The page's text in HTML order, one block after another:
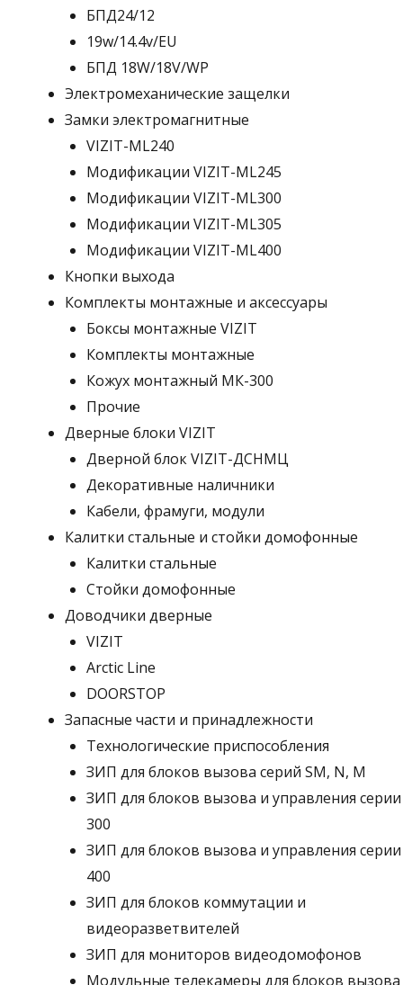
БПД24/12
19w/14.4v/EU
БПД 18W/18V/WP
Электромеханические защелки
Замки электромагнитные
VIZIT-ML240
Модификации VIZIT-ML245
Модификации VIZIT-ML300
Модификации VIZIT-ML305
Модификации VIZIT-ML400
Кнопки выхода
Комплекты монтажные и аксессуары
Боксы монтажные VIZIT
Комплекты монтажные
Кожух монтажный МК-300
Прочие
Дверные блоки VIZIT
Дверной блок VIZIT-ДСНМЦ
Декоративные наличники
Кабели, фрамуги, модули
Калитки стальные и стойки домофонные
Калитки стальные
Стойки домофонные
Доводчики дверные
VIZIT
Arctic Line
DOORSTOP
Запасные части и принадлежности
Технологические приспособления
ЗИП для блоков вызова серий SM, N, M
ЗИП для блоков вызова и управления серии
300
ЗИП для блоков вызова и управления серии
400
ЗИП для блоков коммутации и
видеоразветвителей
ЗИП для мониторов видеодомофонов
Модульные телекамеры для блоков вызова